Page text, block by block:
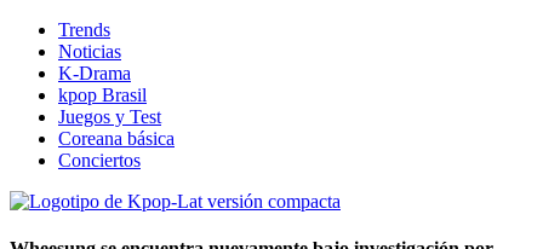
Trends
Noticias
K-Drama
kpop Brasil
Juegos y Test
Coreana básica
Conciertos